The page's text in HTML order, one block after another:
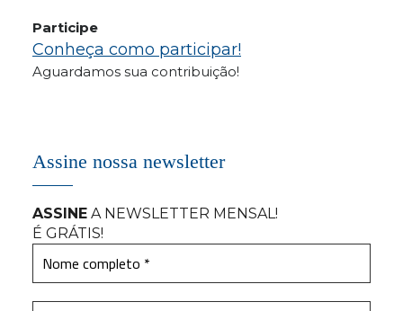
Participe
Conheça como participar!
Aguardamos sua contribuição!
Assine nossa newsletter
ASSINE A NEWSLETTER MENSAL!
É GRÁTIS!